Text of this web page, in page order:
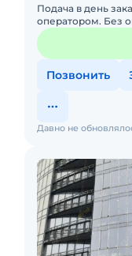
Подача в день
оператором. Без
Позвонить
Давно не